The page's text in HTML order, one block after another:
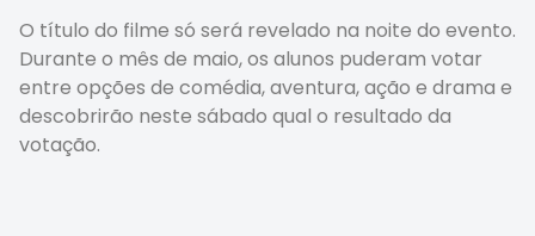
O título do filme só será revelado na noite do evento.
Durante o mês de maio, os alunos puderam votar
entre opções de comédia, aventura, ação e drama e
descobrirão neste sábado qual o resultado da
votação.